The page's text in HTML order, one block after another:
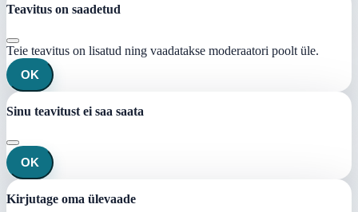
Teavitus on saadetud
Teie teavitus on lisatud ning vaadatakse moderaatori poolt üle.
OK
Sinu teavitust ei saa saata
OK
Kirjutage oma ülevaade